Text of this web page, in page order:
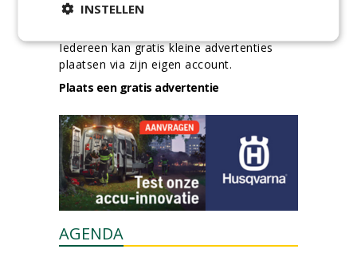
GREEN OUTLET
Iedereen kan gratis kleine advertenties
plaatsen via zijn eigen account.
Plaats een gratis advertentie
AGENDA
INSTELLEN